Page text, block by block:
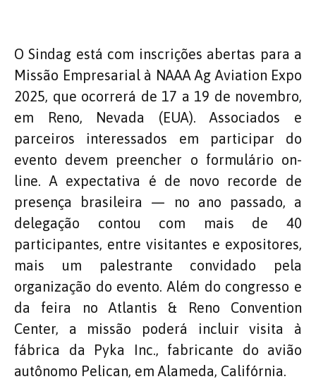
O Sindag está com inscrições abertas para a
Missão Empresarial à NAAA Ag Aviation Expo
2025, que ocorrerá de 17 a 19 de novembro,
em Reno, Nevada (EUA). Associados e
parceiros interessados em participar do
evento devem preencher o formulário on-
line. A expectativa é de novo recorde de
presença brasileira — no ano passado, a
delegação contou com mais de 40
participantes, entre visitantes e expositores,
mais um palestrante convidado pela
organização do evento. Além do congresso e
da feira no Atlantis & Reno Convention
Center, a missão poderá incluir visita à
fábrica da Pyka Inc., fabricante do avião
autônomo Pelican, em Alameda, Califórnia.